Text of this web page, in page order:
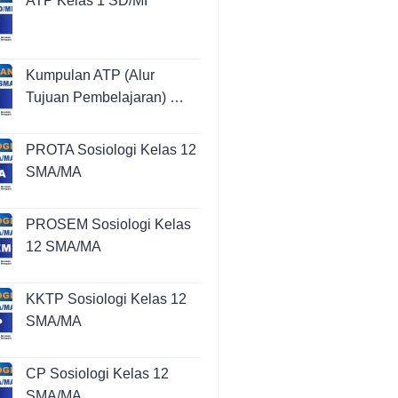
Kumpulan ATP (Alur
Tujuan Pembelajaran) …
PROTA Sosiologi Kelas 12
SMA/MA
PROSEM Sosiologi Kelas
12 SMA/MA
KKTP Sosiologi Kelas 12
SMA/MA
CP Sosiologi Kelas 12